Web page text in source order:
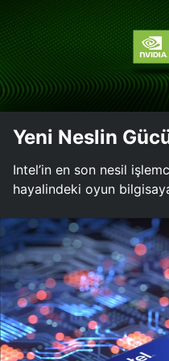
Yeni Neslin
Intel’in en son nesil
hayalindeki oyun